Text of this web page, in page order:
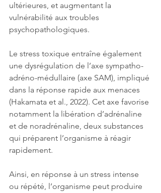
ultérieures, et augmentant la
vulnérabilité aux troubles
psychopathologiques.
Le stress toxique entraîne également
une dysrégulation de l’axe sympatho-
adréno-médullaire (axe SAM), impliqué
dans la réponse rapide aux menaces
(Hakamata et al., 2022). Cet axe favorise
notamment la libération d’adrénaline
et de noradrénaline, deux substances
qui préparent l’organisme à réagir
rapidement.
Ainsi, en réponse à un stress intense
ou répété, l’organisme peut produire